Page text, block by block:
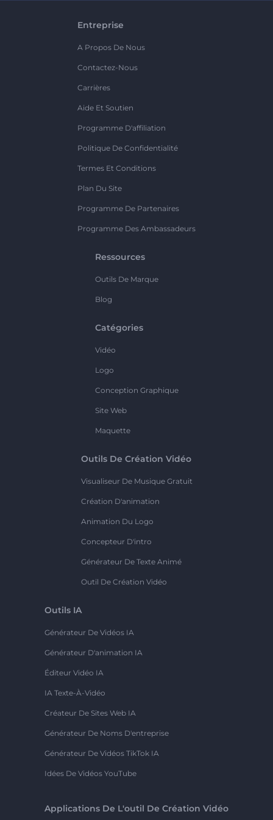
Entreprise
A Propos De Nous
Contactez-Nous
Carrières
Aide Et Soutien
Programme D'affiliation
Politique De Confidentialité
Termes Et Conditions
Plan Du Site
Programme De Partenaires
Programme Des Ambassadeurs
Ressources
Outils De Marque
Blog
Catégories
Vidéo
Logo
Conception Graphique
Site Web
Maquette
Outils De Création Vidéo
Visualiseur De Musique Gratuit
Création D'animation
Animation Du Logo
Concepteur D'intro
Générateur De Texte Animé
Outil De Création Vidéo
Outils IA
Générateur De Vidéos IA
Générateur D'animation IA
Éditeur Vidéo IA
IA Texte-À-Vidéo
Créateur De Sites Web IA
Générateur De Noms D'entreprise
Générateur De Vidéos TikTok IA
Idées De Vidéos YouTube
Applications De L'outil De Création Vidéo